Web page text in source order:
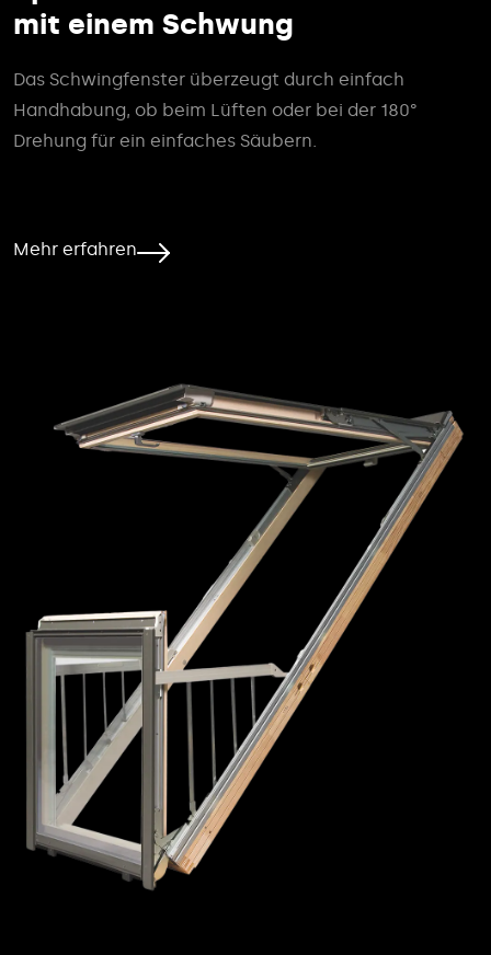
mit einem Schwung
Das Schwingfenster überzeugt durch einfach
Handhabung, ob beim Lüften oder bei der 180°
Drehung für ein einfaches Säubern.
Mehr erfahren